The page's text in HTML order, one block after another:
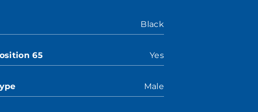
Black
65 Yes
Male